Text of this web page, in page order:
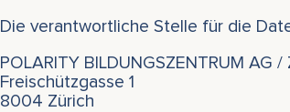
Die verantwortliche Stelle für die
POLARITY BILDUNGSZENTRUM AG /
Freischützgasse 1
8004 Zürich